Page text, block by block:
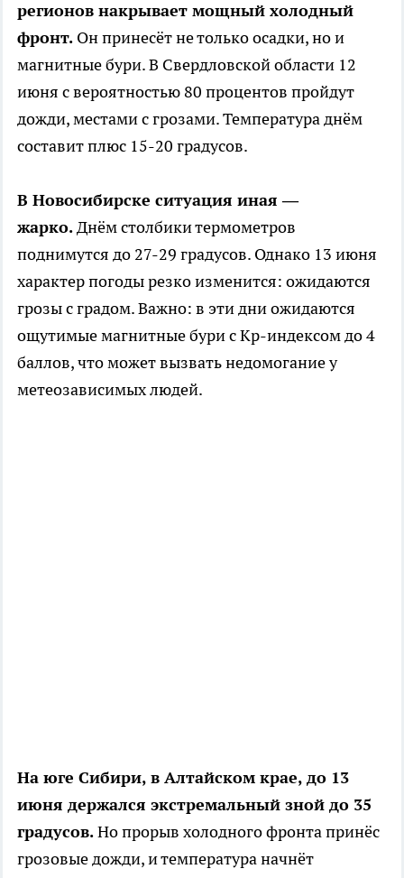
регионов накрывает мощный холодный
фронт. Он принесёт не только осадки, но и
магнитные бури. В Свердловской области 12
июня с вероятностью 80 процентов пройдут
дожди, местами с грозами. Температура днём
составит плюс 15-20 градусов.
В Новосибирске ситуация иная —
жарко.Днём столбики термометров
поднимутся до 27-29 градусов. Однако 13 июня
характер погоды резко изменится: ожидаются
грозы с градом. Важно: в эти дни ожидаются
ощутимые магнитные бури с Kp-индексом до 4
баллов, что может вызвать недомогание у
метеозависимых людей.
На юге Сибири, в Алтайском крае, до 13
июня держался экстремальный зной до 35
градусов.Но прорыв холодного фронта принёс
грозовые дожди, и температура начнёт